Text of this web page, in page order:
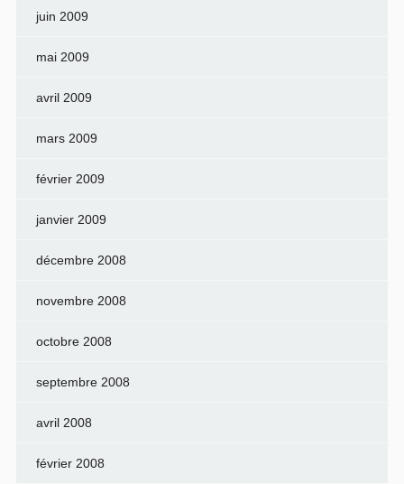
juin 2009
mai 2009
avril 2009
mars 2009
février 2009
janvier 2009
décembre 2008
novembre 2008
octobre 2008
septembre 2008
avril 2008
février 2008